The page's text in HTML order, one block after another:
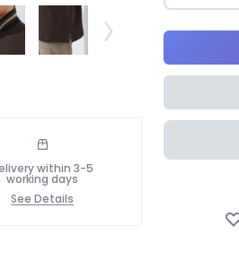
within 3-5
working days
See Details